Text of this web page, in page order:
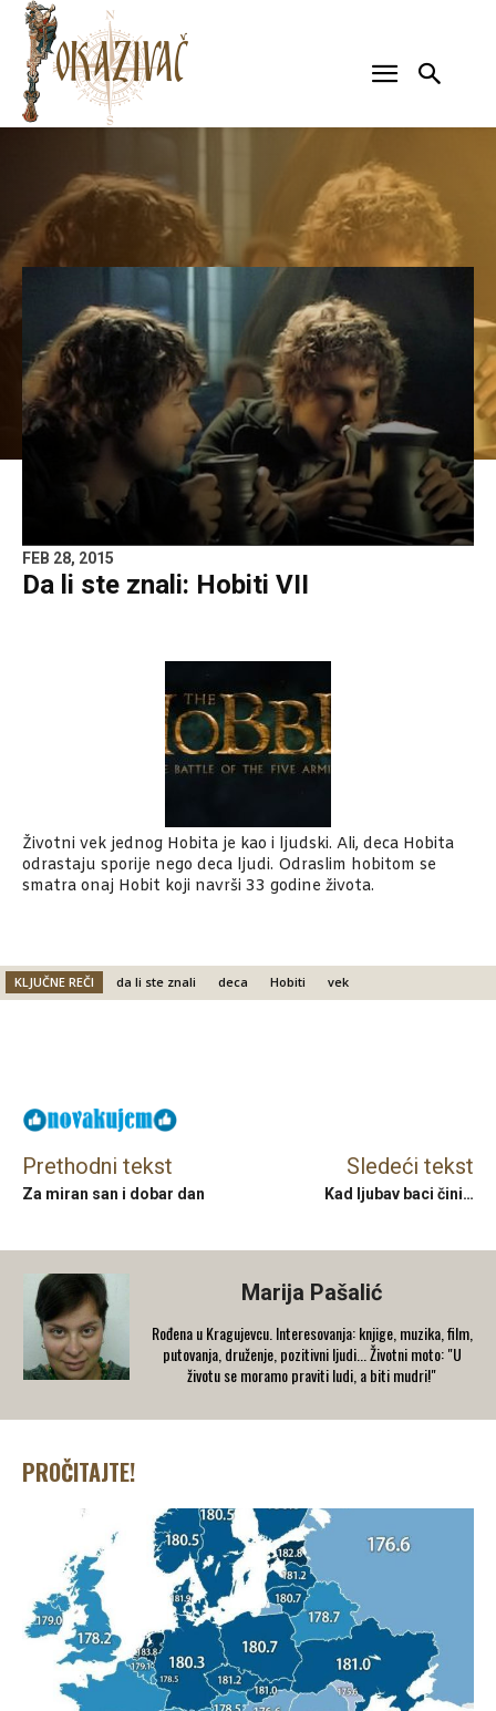
FEB 28, 2015
Da li ste znali: Hobiti VII
Životni vek jednog Hobita je kao i ljudski. Ali, deca Hobita
odrastaju sporije nego deca ljudi. Odraslim hobitom se
smatra onaj Hobit koji navrši 33 godine života.
KLJUČNE REČI da li ste znali deca Hobiti vek
Prethodni tekst
Za miran san i dobar dan
Sledeći tekst
Kad ljubav baci čini…
Marija Pašalić
​Rođena u Kragujevcu. Interesovanja: knjige, muzika, film,
putovanja, druženje, pozitivni ljudi... Životni moto: "U
životu se moramo praviti ludi, a biti mudri!"
PROČITAJTE!